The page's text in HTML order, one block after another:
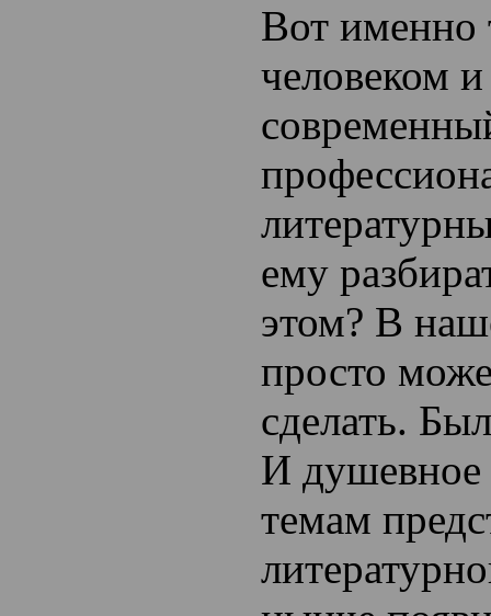
Вот именно
человеком
ему
этом? В
просто
сделать.
И душевное
темам